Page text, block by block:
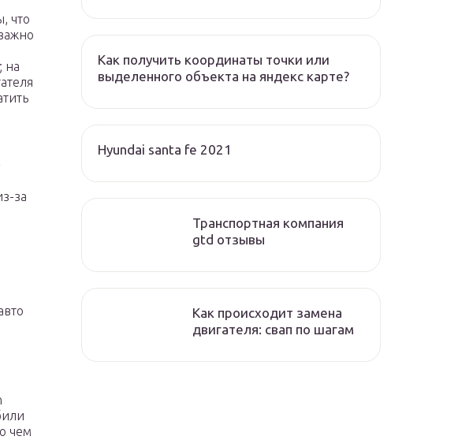
что
на
за
чем
Как получить координаты точки или
выделенного объекта на яндекс карте?
Hyundai santa fe 2021
Транспортная компания
gtd отзывы
Как происходит замена
двигателя: свап по шагам